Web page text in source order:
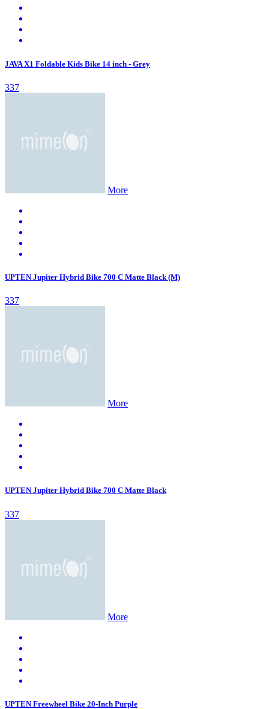
JAVA X1 Foldable Kids Bike 14 inch - Grey
337
More
UPTEN Jupiter Hybrid Bike 700 C Matte Black (M)
337
More
UPTEN Jupiter Hybrid Bike 700 C Matte Black
337
More
UPTEN Freewheel Bike 20-Inch Purple